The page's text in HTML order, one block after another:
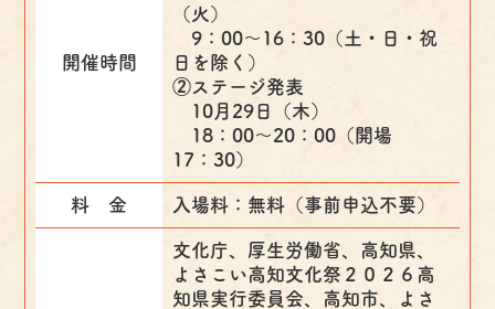
開催時間
（火）
9：00～16：30（土・日・祝
日を除く）
②ステージ発表
10月29日（木）
18：00～20：00（開場
17：30）
料 金 入場料：無料（事前申込不要）
文化庁、厚生労働省、高知県、
よさこい高知文化祭２０２６高
知県実行委員会、高知市、よさ